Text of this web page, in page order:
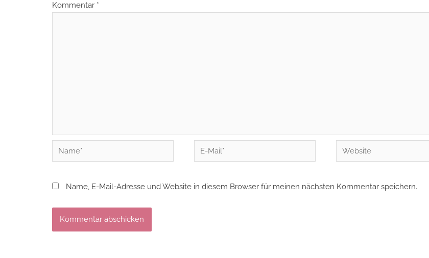
Kommentar *
Name*
E-
Mail*
Website
Name, E-Mail-Adresse und Website in diesem Browser für meinen nächsten Kommentar speichern.